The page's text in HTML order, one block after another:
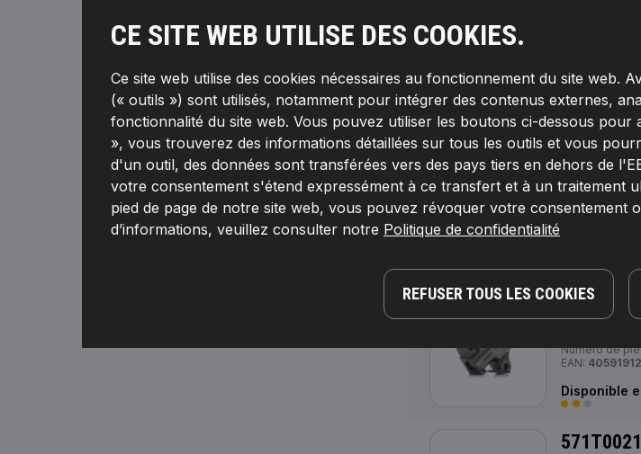
CE SITE WEB UTILISE DES COOKIES.
Ce site web utilise des cookies nécessaires au fonctionnement du site web.
(« outils ») sont utilisés, notamment pour intégrer des contenus externes,
fonctionnalité du site web. Vous pouvez utiliser les boutons ci-dessous
», vous trouverez des informations détaillées sur tous les outils et vous
d'un outil, des données sont transférées vers des pays tiers en dehors de
votre consentement s'étend expressément à ce transfert et à un traitement
pied de page de notre site web, vous pouvez révoquer votre
d’informations, veuillez consulter notre Politique de confidentialité
REFUSER TOUS LES COOKIES
Longueur [mm]:
Ouverture de
Fabricant:
Disponible
571T0019
RIDEX
Numéro de
571T0020
Numéro de
EAN:
Disponible
571T0021